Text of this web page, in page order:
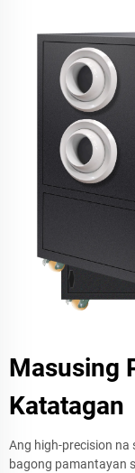
Masusing
Katatagan
Ang high-precision
bagong pamantayan